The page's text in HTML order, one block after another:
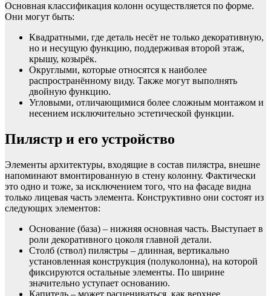
Основная классификация колонн осуществляется по форме.
Они могут быть:
Квадратными, где деталь несёт не только декоративную,
но и несущую функцию, поддерживая второй этаж,
крышу, козырёк.
Округлыми, которые относятся к наиболее
распространённому виду. Также могут выполнять
двойную функцию.
Угловыми, отличающимися более сложным монтажом и
несением исключительно эстетической функции.
Пилястр и его устройство
Элементы архитектуры, входящие в состав пилястра, внешне
напоминают вмонтированную в стену колонну. Фактически
это одно и тоже, за исключением того, что на фасаде видна
только лицевая часть элемента. Конструктивно они состоят из
следующих элементов:
Основание (база) – нижняя основная часть. Выступает в
роли декоративного цоколя главной детали.
Столб (ствол) пилястры – длинная, вертикально
установленная конструкция (полуколонна), на которой
фиксируются остальные элементы. По ширине
значительно уступает основанию.
Капитель – может расцениваться, как верхнее